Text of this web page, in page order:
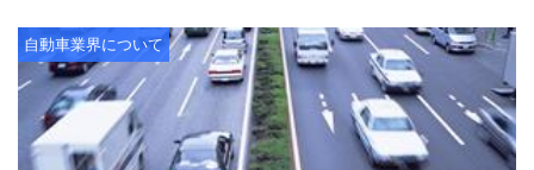
自動車業界について